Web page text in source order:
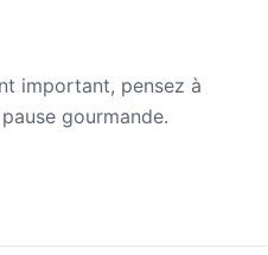
important, pensez à
gourmande.